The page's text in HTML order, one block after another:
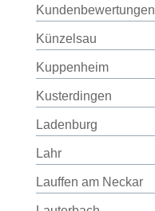
Kundenbewertungen
Künzelsau
Kuppenheim
Kusterdingen
Ladenburg
Lahr
Lauffen am Neckar